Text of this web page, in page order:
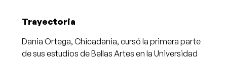
Trayectoria
Dania Ortega, Chicadania, cursó la primera parte
de sus estudios de Bellas Artes en la Universidad